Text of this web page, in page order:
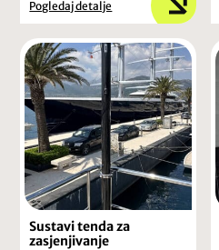
Pogledaj detalje
Sustavi tenda za
zasjenjivanje